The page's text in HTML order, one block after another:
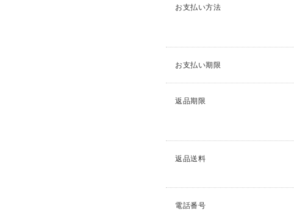
お支払い方法
お支払い期限
返品期限
返品送料
電話番号